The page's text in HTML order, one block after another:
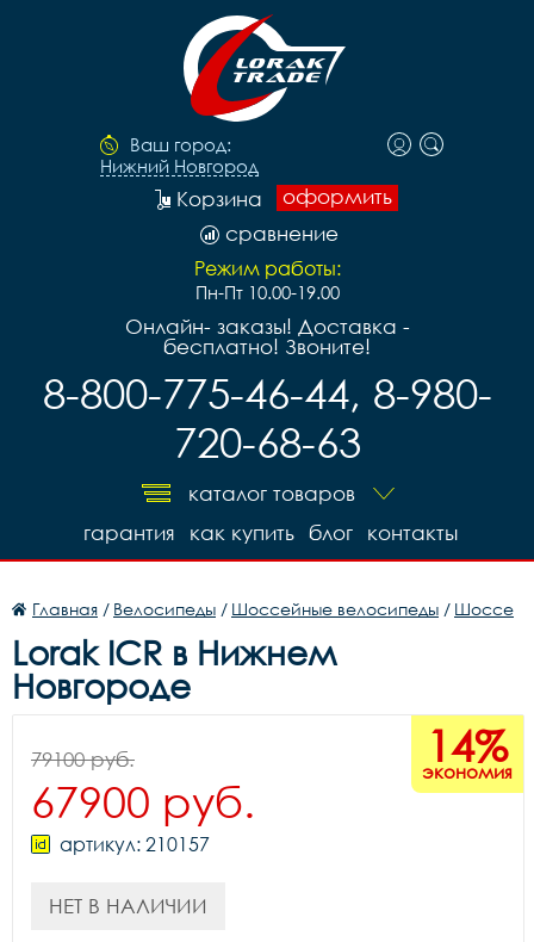
Ваш город:
Нижний Новгород
оформить
Корзина
сравнение
Режим работы:
Пн-Пт 10.00-19.00
Онлайн- заказы! Доставка -
бесплатно! Звоните!
8-800-775-46-44, 8-980-
720-68-63
каталог товаров
контакты
блог
как купить
гарантия
Главная / Велосипеды / Шоссейные велосипеды / Шоссе
Lorak ICR в Нижнем
Новгороде
14%
экономия
79100 руб.
67900 руб.
артикул: 210157
НЕТ В НАЛИЧИИ